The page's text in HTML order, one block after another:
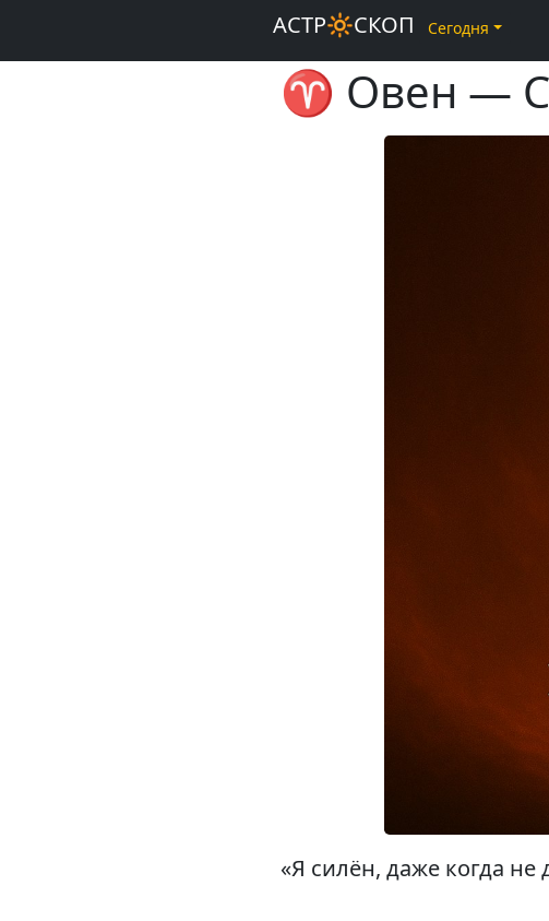
♈️ Овен —
«Я силён, даже когда не
АСТР🔆СКОП Сегодня